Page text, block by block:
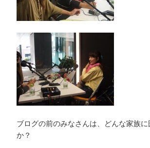
ブログの前のみなさんは、どんな家族
か？